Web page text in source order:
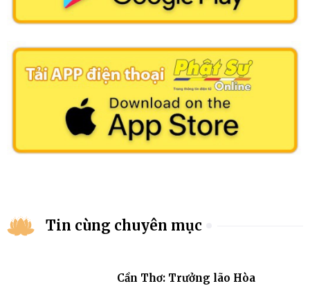
Tin cùng chuyên mục
Cần Thơ: Trưởng lão Hòa